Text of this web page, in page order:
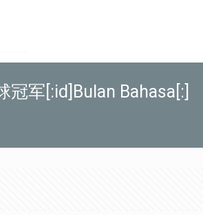
冠军[:id]Bulan Bahasa[:]